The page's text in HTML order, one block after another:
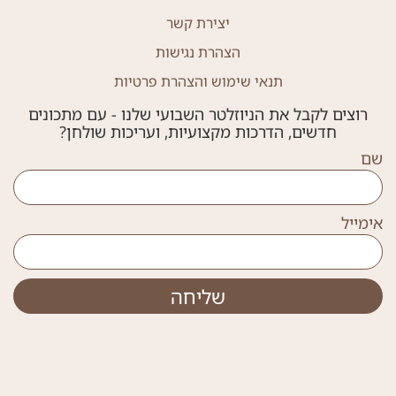
יצירת קשר
הצהרת נגישות
תנאי שימוש והצהרת פרטיות
רוצים לקבל את הניוזלטר השבועי שלנו - עם מתכונים
חדשים, הדרכות מקצועיות, ועריכות שולחן?
שם
אימייל
שליחה